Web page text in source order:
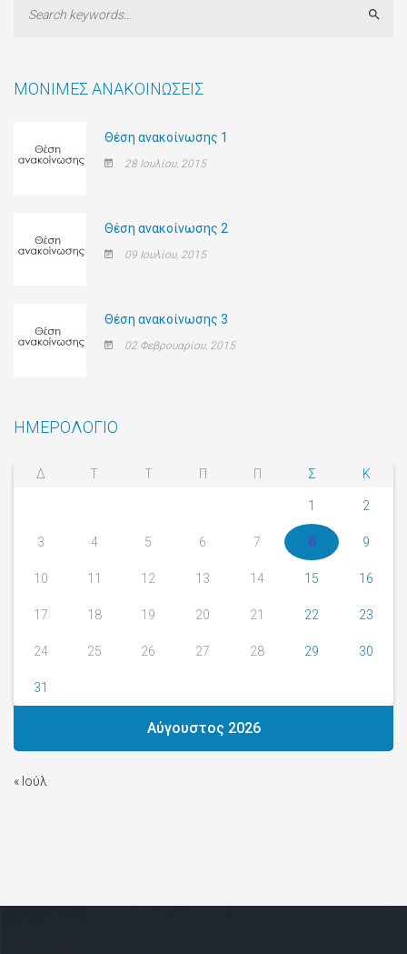
ΜΌΝΙΜΕΣ ΑΝΑΚΟΙΝΏΣΕΙΣ
Θέση ανακοίνωσης 1
28 Ιουλίου, 2015
Θέση ανακοίνωσης 2
09 Ιουλίου, 2015
Θέση ανακοίνωσης 3
02 Φεβρουαρίου, 2015
ΗΜΕΡΟΛΟΓΙΟ
Αύγουστος 2026
Δ Τ Τ Π Π Σ Κ
1 2
3 4 5 6 7 8 9
10 11 12 13 14 15 16
17 18 19 20 21 22 23
24 25 26 27 28 29 30
31
« Ιούλ